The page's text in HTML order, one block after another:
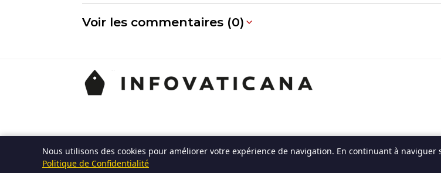
Voir les commentaires (0)
Nous utilisons des cookies pour améliorer votre expérience de navigation. En continuant à
Politique de Confidentialité